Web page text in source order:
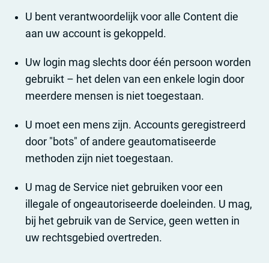
U bent verantwoordelijk voor alle Content die
aan uw account is gekoppeld.
Uw login mag slechts door één persoon worden
gebruikt – het delen van een enkele login door
meerdere mensen is niet toegestaan.
U moet een mens zijn. Accounts geregistreerd
door "bots" of andere geautomatiseerde
methoden zijn niet toegestaan.
U mag de Service niet gebruiken voor een
illegale of ongeautoriseerde doeleinden. U mag,
bij het gebruik van de Service, geen wetten in
uw rechtsgebied overtreden.